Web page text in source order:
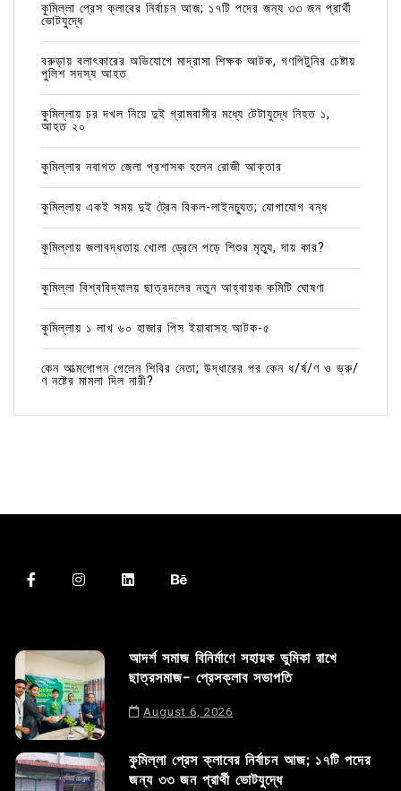
কুমিল্লা প্রেস ক্লাবের নির্বাচন আজ; ১৭টি পদের জন্য ৩৩ জন প্রার্থী
ভোটযুদ্ধে
বরুড়ায় বলাৎকারের অভিযোগে মাদ্রাসা শিক্ষক আটক, গণপিটুনির চেষ্টায়
পুলিশ সদস্য আহত
কুমিল্লায় চর দখল নিয়ে দুই গ্রামবাসীর মধ্যে টেটাযুদ্ধে নিহত ১,
আহত ২০
কুমিল্লার নবাগত জেলা প্রশাসক হলেন রোজী আক্তার
কুমিল্লায় একই সময় দুই ট্রেন বিকল-লাইনচ্যুত; যোগাযোগ বন্ধ
কুমিল্লায় জলাবদ্ধতায় খোলা ড্রেনে পড়ে শিশুর মৃত্যু, দায় কার?
কুমিল্লা বিশ্ববিদ্যালয় ছাত্রদলের নতুন আহ্বায়ক কমিটি ঘোষণা
কুমিল্লায় ১ লাখ ৬০ হাজার পিস ইয়াবাসহ আটক-৫
কেন আত্মগোপন গেলেন শিবির নেতা; উদ্ধারের পর কেন ধ/র্ষ/ণ ও ভ্রু/
ণ নষ্টের মামলা দিল নারী?
আদর্শ সমাজ বিনির্মাণে সহায়ক ভুমিকা রাখে
ছাত্রসমাজ- প্রেসক্লাব সভাপতি
August 6, 2026
কুমিল্লা প্রেস ক্লাবের নির্বাচন আজ; ১৭টি পদের
জন্য ৩৩ জন প্রার্থী ভোটযুদ্ধে